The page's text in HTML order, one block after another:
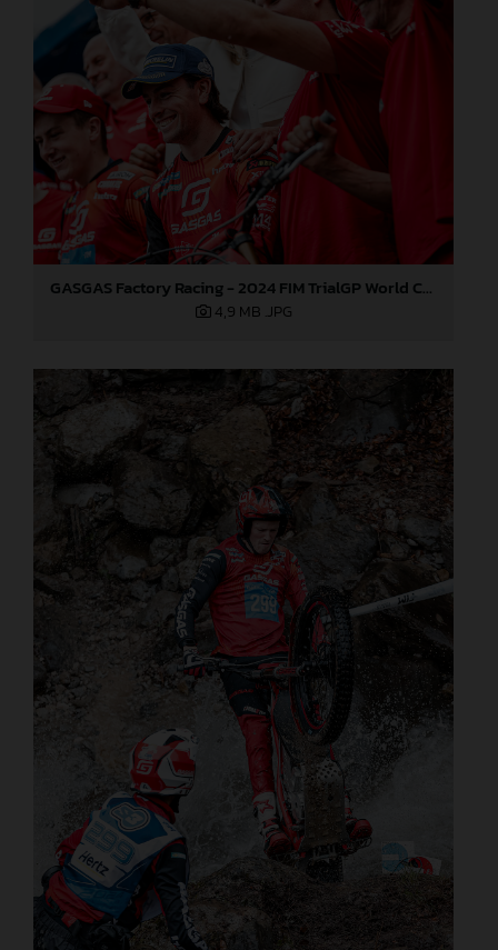
GASGAS Factory Racing - 2024 FIM TrialGP World Championship - Round 3, Italy
4,9 MB .JPG